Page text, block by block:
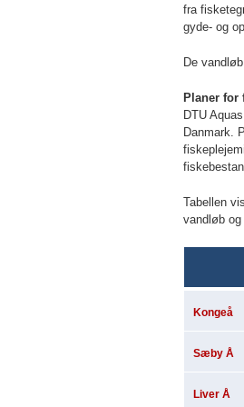
fra
gyde- og
De
Planer for
DTU
Danmark.
Tabellen
vandløb og
Kongeå
Sæby Å
Liver Å